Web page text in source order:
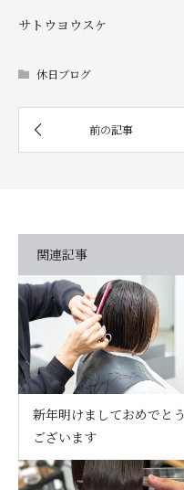
サトウヨウスケ
休日ブログ
関連記事
新年明けましておめでとう
ございます